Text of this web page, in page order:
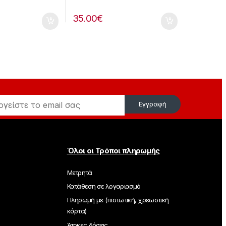
35.00€
Εγγραφή
Όλοι οι Τρόποι πληρωμής
Μετρητά
Κατάθεση σε λογαριασμό
Πληρωμή με (πιστωτική, χρεωστική
κάρτα)